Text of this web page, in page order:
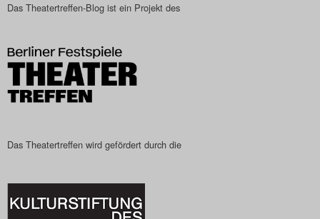
Das Theatertreffen-Blog ist ein Projekt des
Das Theatertreffen wird gefördert durch die